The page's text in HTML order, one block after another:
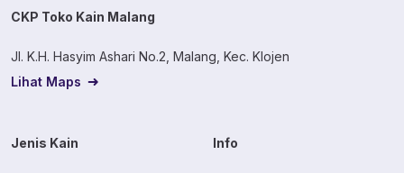
CKP Toko Kain Malang
Jl. K.H. Hasyim Ashari No.2, Malang, Kec. Klojen
Lihat Maps
Jenis Kain Info